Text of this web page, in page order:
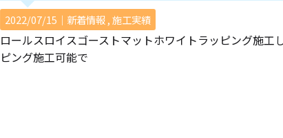
2022/07/15｜ 新着情報 施工実績
ロールスロイスゴーストマットホワイトラッピング施工
ピング施工可能で